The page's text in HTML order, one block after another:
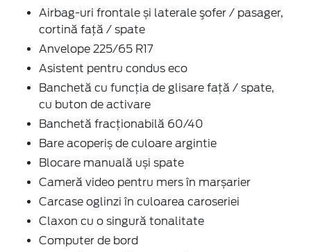
Airbag-uri frontale și laterale şofer / pasager,
cortină faţă / spate
Anvelope 225/65 R17
Asistent pentru condus eco
Banchetă cu funcţia de glisare faţă / spate,
cu buton de activare
Banchetă fracționabilă 60/40
Bare acoperiș de culoare argintie
Blocare manuală uși spate
Cameră video pentru mers în marșarier
Carcase oglinzi în culoarea caroseriei
Claxon cu o singură tonalitate
Computer de bord